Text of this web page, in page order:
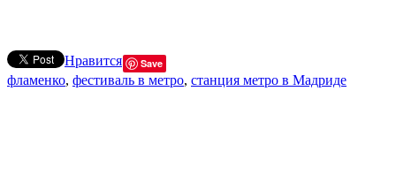
Нравится Save
фламенко, фестиваль в метро, станция метро в Мадриде